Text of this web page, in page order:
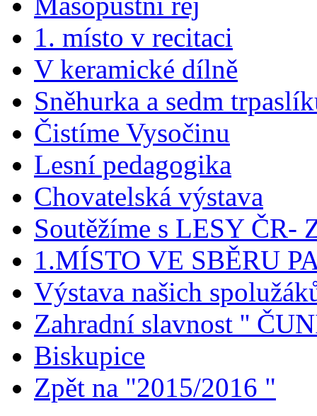
1. místo v recitaci
V keramické dílně
Sněhurka a sedm
Čistíme Vysočinu
Lesní pedagogika
Chovatelská výstava
Soutěžíme s LESY ČR-
1.MÍSTO VE SBĚRU
Výstava našich
Zahradní slavnost ''
Biskupice
Zpět na "2015/2016 "